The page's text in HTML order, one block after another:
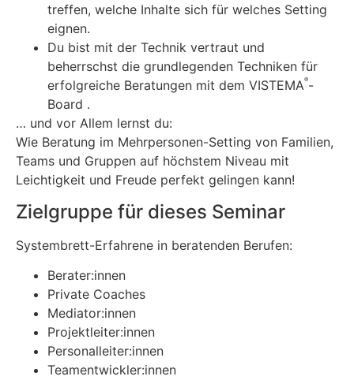
treffen, welche Inhalte sich für welches Setting
eignen.
Du bist mit der Technik vertraut und
beherrschst die grundlegenden Techniken für
erfolgreiche Beratungen mit dem VISTEMA®-
Board .
… und vor Allem lernst du:
Wie Beratung im Mehrpersonen-Setting von Familien,
Teams und Gruppen auf höchstem Niveau mit
Leichtigkeit und Freude perfekt gelingen kann!
Zielgruppe für dieses Seminar
Systembrett-Erfahrene in beratenden Berufen:
Berater:innen
Private Coaches
Mediator:innen
Projektleiter:innen
Personalleiter:innen
Teamentwickler:innen